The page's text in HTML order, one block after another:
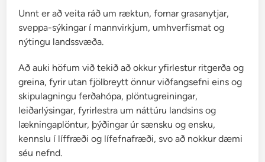
s
n
r
Unnt er að veita ráð um ræktun, fornar grasanytjar,
sveppa-sýkingar í mannvirkjum, umhverfismat og
nýtingu landssvæða.
Að auki höfum við tekið að okkur yfirlestur ritgerða og
greina, fyrir utan fjölbreytt önnur viðfangsefni eins og
skipulagningu ferðahópa, plöntugreiningar,
leiðarlýsingar, fyrirlestra um náttúru landsins og
lækningaplöntur, þýðingar úr sænsku og ensku,
kennslu í líffræði og lífefnafræði, svo að nokkur dæmi
séu nefnd.